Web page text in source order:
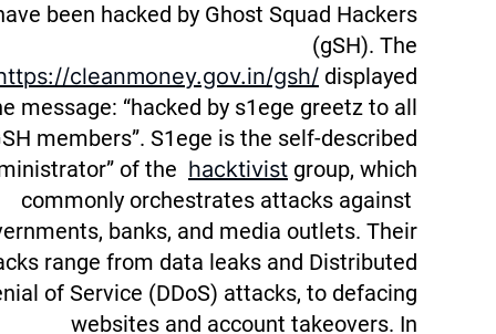
been hacked by Ghost Squad Hackers
(gSH). The
cleanmoney.gov.in/gsh/ displayed
message: “hacked by s1ege greetz to all
members”. S1ege is the self-described
of the hacktivist group, which
commonly orchestrates attacks against
banks, and media outlets. Their
range from data leaks and Distributed
of Service (DDoS) attacks, to defacing
websites and account takeovers. In